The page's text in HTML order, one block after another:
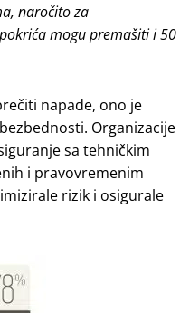
naročito za
mogu premašiti i 50
napade, ono je
Organizacije
sa tehničkim
i pravovremenim
rizik i osigurale